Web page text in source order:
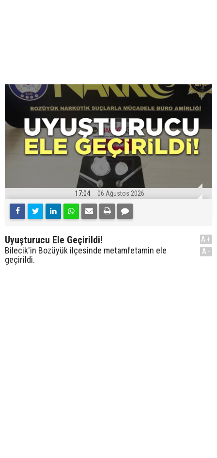
17:04 06 Ağustos 2026
Uyuşturucu Ele Geçirildi!
Bilecik'in Bozüyük ilçesinde metamfetamin ele
geçirildi.
A+
A-